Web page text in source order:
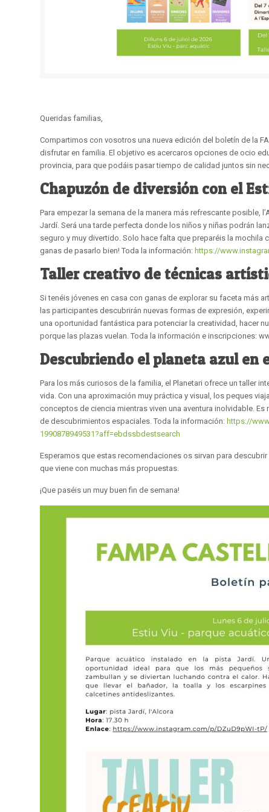
Queridas familias,
Compartimos con vosotros una nueva edición del boletín de la
disfrutar en familia. El objetivo es acercaros opciones de ocio
provincia, para que podáis pasar tiempo de calidad juntos sin
Chapuzón de diversión con el
Para empezar la semana de la manera más refrescante posible,
Jardí. Será una tarde perfecta donde los niños y niñas podrán
seguro y muy divertido. Solo hace falta que preparéis la mochila
ganas de pasarlo bien! Toda la información: https://
Taller creativo de técnicas
Si tenéis jóvenes en casa con ganas de explorar su faceta más
las participantes descubrirán nuevas formas de expresión,
una oportunidad fantástica para potenciar la creatividad, hacer
porque las plazas vuelan. Toda la información e inscripciones:
Descubriendo el planeta azul en
Para los más curiosos de la familia, el Planetari ofrece un taller
vida. Con una aproximación muy práctica y visual, los peques
conceptos de ciencia mientras viven una aventura inolvidable.
de descubrimientos espaciales. Toda la información: https://
1990878949531?aff=ebdssbdestsearch
Esperamos que estas recomendaciones os sirvan para
que viene con muchas más propuestas.
¡Que paséis un muy buen fin de semana!